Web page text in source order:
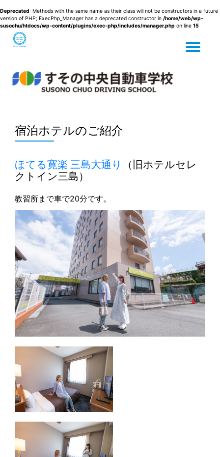
Deprecated: Methods with the same name as their class will not be constructors in a future
version of PHP; ExecPhp_Manager has a deprecated constructor in /home/web/wp-
susochu/htdocs/wp-content/plugins/exec-php/includes/manager.php on line 15
宿泊ホテルのご紹介
ほてる寛楽 三島大通り
（旧ホテルセレ
クトイン三島）
教習所まで車で20分です。